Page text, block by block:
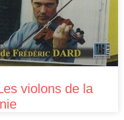
violons de la